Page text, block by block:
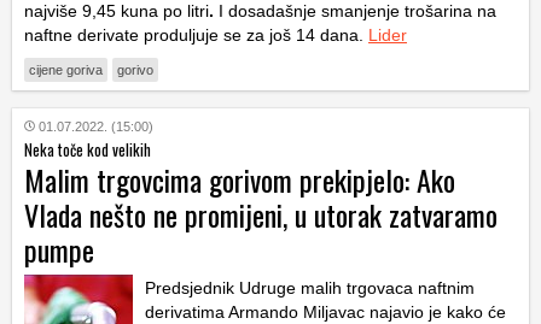
najviše 9,45 kuna po litri. I dosadašnje smanjenje trošarina na
naftne derivate produljuje se za još 14 dana. Lider
cijene goriva gorivo
01.07.2022. (15:00)
Neka toče kod velikih
Malim trgovcima gorivom prekipjelo: Ako
Vlada nešto ne promijeni, u utorak zatvaramo
pumpe
Predsjednik Udruge malih trgovaca naftnim
derivatima Armando Miljavac najavio je kako će